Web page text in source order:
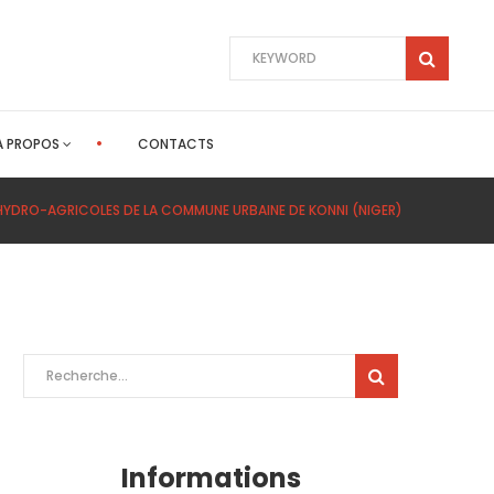
PROPOS CONTACTS
AGRICOLES DE LA COMMUNE URBAINE DE KONNI (NIGER)
Rechercher :
Informations